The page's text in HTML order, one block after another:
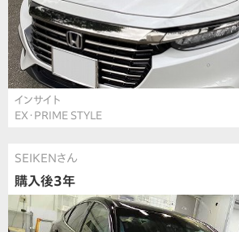
インサイト
EX・PRIME STYLE
SEIKENさん
購入後3年